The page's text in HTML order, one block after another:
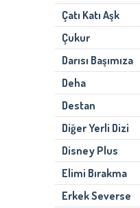
Çatı Katı Aşk
Çukur
Darısı Başımıza
Deha
Destan
Diğer Yerli Dizi
Disney Plus
Elimi Bırakma
Erkek Severse